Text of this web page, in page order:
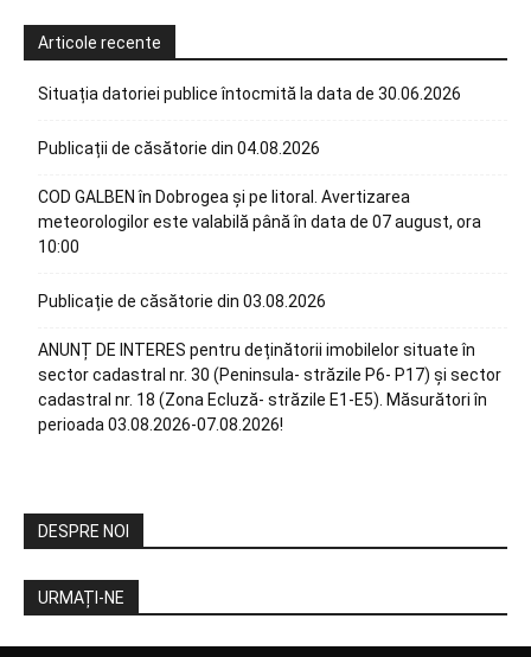
Articole recente
Situația datoriei publice întocmită la data de 30.06.2026
Publicații de căsătorie din 04.08.2026
COD GALBEN în Dobrogea și pe litoral. Avertizarea
meteorologilor este valabilă până în data de 07 august, ora
10:00
Publicație de căsătorie din 03.08.2026
ANUNȚ DE INTERES pentru deținătorii imobilelor situate în
sector cadastral nr. 30 (Peninsula- străzile P6- P17) și sector
cadastral nr. 18 (Zona Ecluză- străzile E1-E5). Măsurători în
perioada 03.08.2026-07.08.2026!
DESPRE NOI
URMAȚI-NE